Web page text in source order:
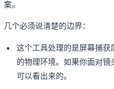
案。
几个必须说清楚的边界：
这个工具处理的是屏幕捕获
的物理环境。如果你面对
可以看出来的。